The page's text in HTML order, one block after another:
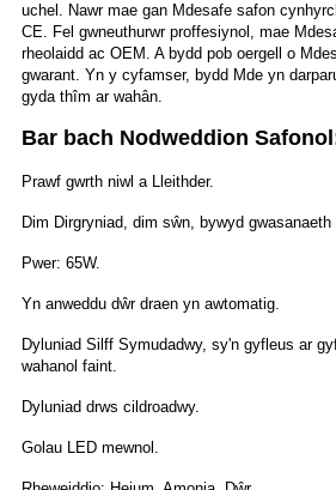
uchel. Nawr mae gan Mdesafe safon
CE. Fel gwneuthurwr proffesiynol, mae
rheolaidd ac OEM. A bydd pob oergell o
gwarant. Yn y cyfamser, bydd Mde yn
gyda thîm ar wahân.
Bar bach Nodweddion
Prawf gwrth niwl a Lleithder.
Dim Dirgryniad, dim sŵn, bywyd
Pwer: 65W.
Yn anweddu dŵr draen yn awtomatig.
Dyluniad Silff Symudadwy, sy'n gyfleus ar
wahanol faint.
Dyluniad drws cildroadwy.
Golau LED mewnol.